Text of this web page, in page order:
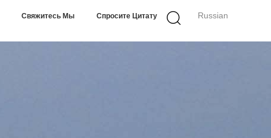
Russian
Свяжитесь Мы Спросите Цитату